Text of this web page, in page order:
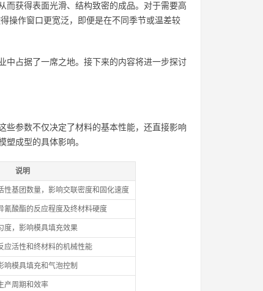
而获得表面光滑、结构致密的成品。对于需要高
操作窗口更宽泛，即便是在不同季节或温差较
中占据了一席之地。接下来的内容将进一步探讨
些参数不仅决定了材料的基本性能，还直接影响
成型的具体影响。
说明
性基团数量，影响交联密度和固化速度
氰酸酯的反应程度及终材料硬度
度，影响模具填充效果
应活性和终材料的机械性能
响模具填充和气泡控制
产周期和效率